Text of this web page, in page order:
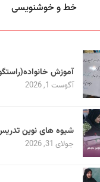
خط و خوشنویسی
آموزش
آگوست 1, 2026
شیوه های نوین
جولای 31, 2026